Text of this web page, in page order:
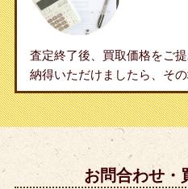
査定終了後、買取価格をご
納得いただけましたら、そ
お問合わせ・